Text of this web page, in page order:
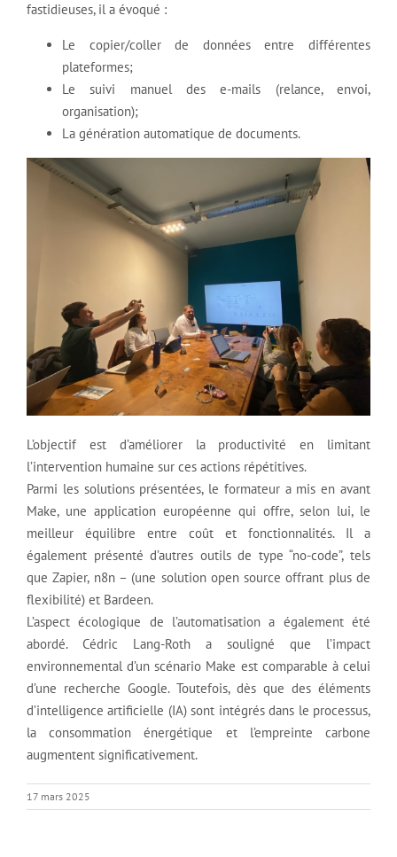
fastidieuses, il a évoqué :
Le copier/coller de données entre différentes
plateformes;
Le suivi manuel des e-mails (relance, envoi,
organisation);
La génération automatique de documents.
L’objectif est d’améliorer la productivité en limitant
l’intervention humaine sur ces actions répétitives.
Parmi les solutions présentées, le formateur a mis en avant
Make, une application européenne qui offre, selon lui, le
meilleur équilibre entre coût et fonctionnalités. Il a
également présenté d’autres outils de type “no-code”, tels
que Zapier, n8n – (une solution open source offrant plus de
flexibilité) et Bardeen.
L’aspect écologique de l’automatisation a également été
abordé. Cédric Lang-Roth a souligné que l’impact
environnemental d’un scénario Make est comparable à celui
d’une recherche Google. Toutefois, dès que des éléments
d’intelligence artificielle (IA) sont intégrés dans le processus,
la consommation énergétique et l’empreinte carbone
augmentent significativement.
17 mars 2025